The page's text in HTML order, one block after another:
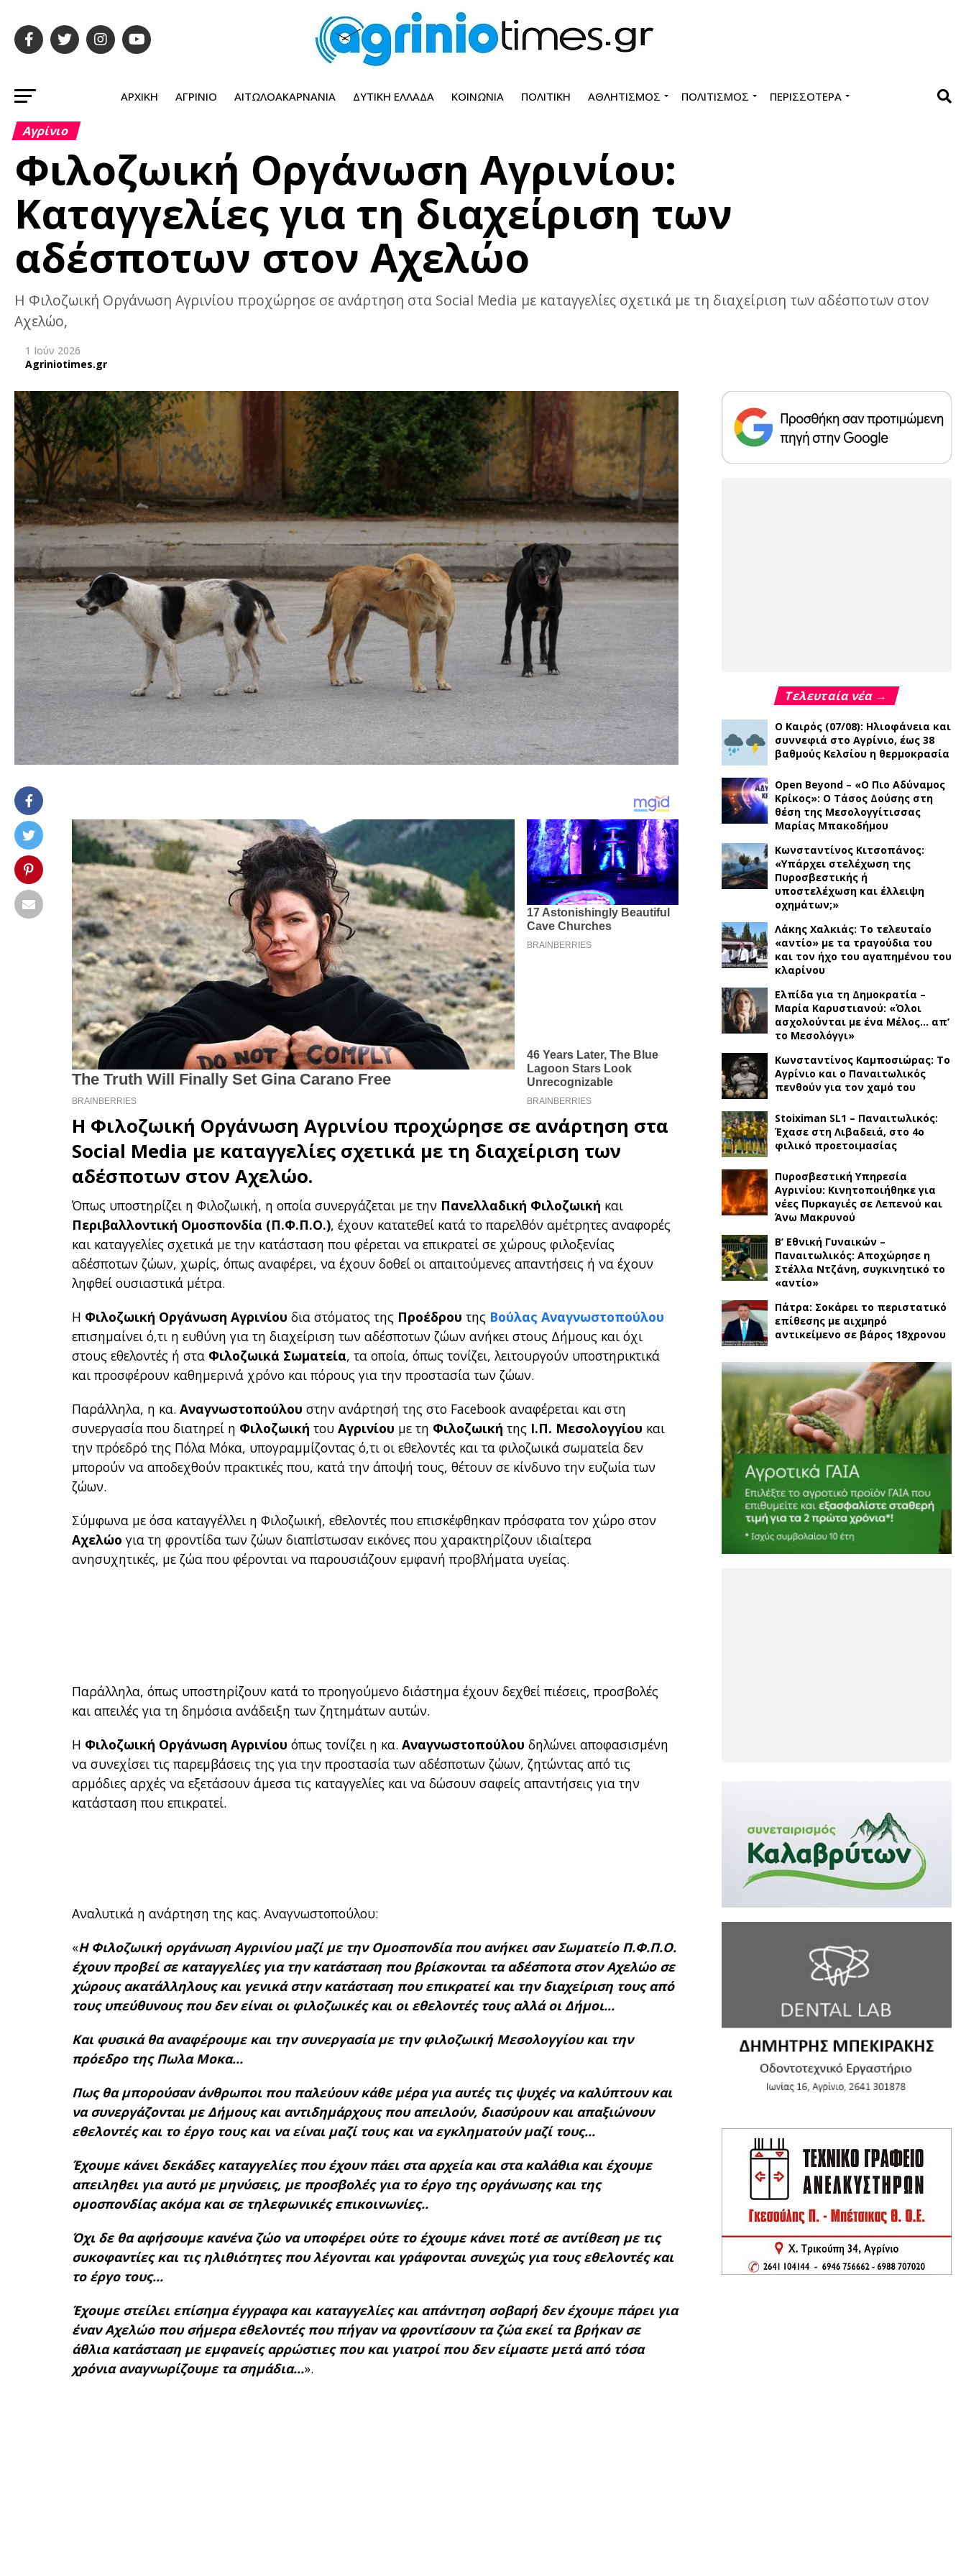
ΑΡΧΙΚΉ ΑΓΡΊΝΙΟ ΑΙΤΩΛΟΑΚΑΡΝΑΝΊΑ ΔΥΤΙΚΉ ΕΛΛΆΔΑ ΚΟΙΝΩΝΊΑ ΠΟΛΙΤΙΚΉ ΑΘΛΗΤΙΣΜΌΣ ΠΟΛΙΤΙΣΜΌΣ ΠΕΡΙΣΣΌΤΕΡΑ
Αγρίνιο
Φιλοζωική Οργάνωση Αγρινίου:
Καταγγελίες για τη διαχείριση των
αδέσποτων στον Αχελώο
Η Φιλοζωική Οργάνωση Αγρινίου προχώρησε σε ανάρτηση στα Social Media με καταγγελίες σχετικά με τη διαχείριση των αδέσποτων στον
Αχελώο,
1 Ιούν 2026
Agriniotimes.gr
Η Φιλοζωική Οργάνωση Αγρινίου προχώρησε σε ανάρτηση στα
Social Media με καταγγελίες σχετικά με τη διαχείριση των
αδέσποτων στον Αχελώο.
Όπως υποστηρίζει η Φιλοζωική, η οποία συνεργάζεται με την Πανελλαδική Φιλοζωική και
Περιβαλλοντική Ομοσπονδία (Π.Φ.Π.Ο.), έχουν κατατεθεί κατά το παρελθόν αμέτρητες αναφορές
και καταγγελίες σχετικά με την κατάσταση που φέρεται να επικρατεί σε χώρους φιλοξενίας
αδέσποτων ζώων, χωρίς, όπως αναφέρει, να έχουν δοθεί οι απαιτούμενες απαντήσεις ή να έχουν
ληφθεί ουσιαστικά μέτρα.
Η Φιλοζωική Οργάνωση Αγρινίου δια στόματος της Προέδρου της Βούλας Αναγνωστοπούλου
επισημαίνει ό,τι η ευθύνη για τη διαχείριση των αδέσποτων ζώων ανήκει στους Δήμους και όχι
στους εθελοντές ή στα Φιλοζωικά Σωματεία, τα οποία, όπως τονίζει, λειτουργούν υποστηρικτικά
και προσφέρουν καθημερινά χρόνο και πόρους για την προστασία των ζώων.
Παράλληλα, η κα.Αναγνωστοπούλου στην ανάρτησή της στο Facebook αναφέρεται και στη
συνεργασία που διατηρεί η Φιλοζωική τουΑγρινίου με τη Φιλοζωική της Ι.Π. Μεσολογγίου και
την πρόεδρό της Πόλα Μόκα, υπογραμμίζοντας ό,τι οι εθελοντές και τα φιλοζωικά σωματεία δεν
μπορούν να αποδεχθούν πρακτικές που, κατά την άποψή τους, θέτουν σε κίνδυνο την ευζωία των
ζώων.
Σύμφωνα με όσα καταγγέλλει η Φιλοζωική, εθελοντές που επισκέφθηκαν πρόσφατα τον χώρο στον
Αχελώο για τη φροντίδα των ζώων διαπίστωσαν εικόνες που χαρακτηρίζουν ιδιαίτερα
ανησυχητικές, με ζώα που φέρονται να παρουσιάζουν εμφανή προβλήματα υγείας.
Παράλληλα, όπως υποστηρίζουν κατά το προηγούμενο διάστημα έχουν δεχθεί πιέσεις, προσβολές
και απειλές για τη δημόσια ανάδειξη των ζητημάτων αυτών.
Η Φιλοζωική Οργάνωση Αγρινίου όπως τονίζει η κα.Αναγνωστοπούλου δηλώνει αποφασισμένη
να συνεχίσει τις παρεμβάσεις της για την προστασία των αδέσποτων ζώων, ζητώντας από τις
αρμόδιες αρχές να εξετάσουν άμεσα τις καταγγελίες και να δώσουν σαφείς απαντήσεις για την
κατάσταση που επικρατεί.
Αναλυτικά η ανάρτηση της κας. Αναγνωστοπούλου:
«Η Φιλοζωική οργάνωση Αγρινίου μαζί με την Ομοσπονδία που ανήκει σαν Σωματείο Π.Φ.Π.Ο.
έχουν προβεί σε καταγγελίες για την κατάσταση που βρίσκονται τα αδέσποτα στον Αχελώο σε
χώρους ακατάλληλους και γενικά στην κατάσταση που επικρατεί και την διαχείριση τους από
τους υπεύθυνους που δεν είναι οι φιλοζωικές και οι εθελοντές τους αλλά οι Δήμοι…
Και φυσικά θα αναφέρουμε και την συνεργασία με την φιλοζωική Μεσολογγίου και την
πρόεδρο της Πωλα Μοκα…
Πως θα μπορούσαν άνθρωποι που παλεύουν κάθε μέρα για αυτές τις ψυχές να καλύπτουν και
να συνεργάζονται με Δήμους και αντιδημάρχους που απειλούν, διασύρουν και απαξιώνουν
εθελοντές και το έργο τους και να είναι μαζί τους και να εγκληματούν μαζί τους…
Έχουμε κάνει δεκάδες καταγγελίες που έχουν πάει στα αρχεία και στα καλάθια και έχουμε
απειληθει για αυτό με μηνύσεις, με προσβολές για το έργο της οργάνωσης και της
ομοσπονδίας ακόμα και σε τηλεφωνικές επικοινωνίες..
Όχι δε θα αφήσουμε κανένα ζώο να υποφέρει ούτε το έχουμε κάνει ποτέ σε αντίθεση με τις
συκοφαντίες και τις ηλιθιότητες που λέγονται και γράφονται συνεχώς για τους εθελοντές και
το έργο τους…
Έχουμε στείλει επίσημα έγγραφα και καταγγελίες και απάντηση σοβαρή δεν έχουμε πάρει για
έναν Αχελώο που σήμερα εθελοντές που πήγαν να φροντίσουν τα ζώα εκεί τα βρήκαν σε
άθλια κατάσταση με εμφανείς αρρώστιες που και γιατροί που δεν είμαστε μετά από τόσα
χρόνια αναγνωρίζουμε τα σημάδια…».
Τελευταία νέα →
Ο Καιρός (07/08): Ηλιοφάνεια και
συννεφιά στο Αγρίνιο, έως 38
βαθμούς Κελσίου η θερμοκρασία
Open Beyond – «Ο Πιο Αδύναμος
Κρίκος»: Ο Τάσος Δούσης στη
θέση της Μεσολογγίτισσας
Μαρίας Μπακοδήμου
Κωνσταντίνος Κιτσοπάνος:
«Υπάρχει στελέχωση της
Πυροσβεστικής ή
υποστελέχωση και έλλειψη
οχημάτων;»
Λάκης Χαλκιάς: Το τελευταίο
«αντίο» με τα τραγούδια του
και τον ήχο του αγαπημένου του
κλαρίνου
Ελπίδα για τη Δημοκρατία –
Μαρία Καρυστιανού: «Όλοι
ασχολούνται με ένα Μέλος… απ’
το Μεσολόγγι»
Κωνσταντίνος Καμποσιώρας: Το
Αγρίνιο και ο Παναιτωλικός
πενθούν για τον χαμό του
Stoiximan SL1 – Παναιτωλικός:
Έχασε στη Λιβαδειά, στο 4ο
φιλικό προετοιμασίας
Πυροσβεστική Υπηρεσία
Αγρινίου: Κινητοποιήθηκε για
νέες Πυρκαγιές σε Λεπενού και
Άνω Μακρυνού
Β’ Εθνική Γυναικών –
Παναιτωλικός: Αποχώρησε η
Στέλλα Ντζάνη, συγκινητικό το
«αντίο»
Πάτρα: Σοκάρει το περιστατικό
επίθεσης με αιχμηρό
αντικείμενο σε βάρος 18χρονου